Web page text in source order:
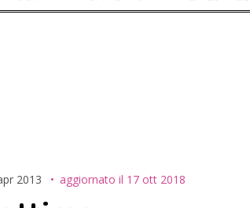
2013 aggiornato il 17 ott 2018